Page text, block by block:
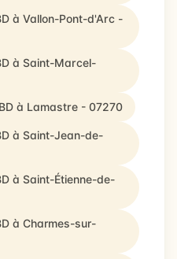
à Vallon-Pont-d'Arc -
à Saint-Marcel-
à Lamastre - 07270
à Saint-Jean-de-
à Saint-Étienne-de-
à Charmes-sur-